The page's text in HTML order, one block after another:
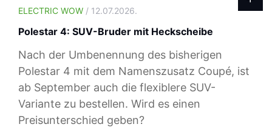
ELECTRIC WOW / 12.07.2026.
Polestar 4: SUV-Bruder mit Heckscheibe
Nach der Umbenennung des bisherigen
Polestar 4 mit dem Namenszusatz Coupé, ist
ab September auch die flexiblere SUV-
Variante zu bestellen. Wird es einen
Preisunterschied geben?